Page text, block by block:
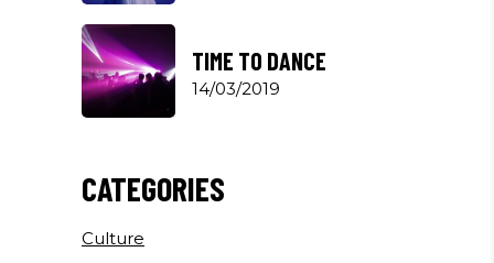
TIME TO DANCE
14/03/2019
CATEGORIES
Culture